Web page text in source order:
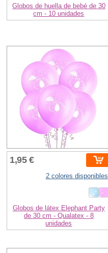
Globos de huella de bebé de 30
cm - 10 unidades
1,95 €
2 colores disponibles
Globos de látex Elephant Party
de 30 cm - Qualatex - 8
unidades